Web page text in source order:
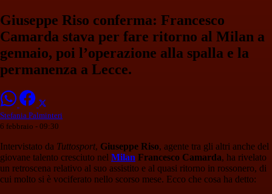
Giuseppe Riso conferma: Francesco
Camarda stava per fare ritorno al Milan a
gennaio, poi l’operazione alla spalla e la
permanenza a Lecce.
Stefania Palminteri
6 febbraio - 09:30
Intervistato da Tuttosport, Giuseppe Riso, agente tra gli altri anche del
giovane talento cresciuto nel Milan Francesco Camarda, ha rivelato
un retroscena relativo al suo assistito e al quasi ritorno in rossonero, di
cui molto si è vociferato nello scorso mese. Ecco che cosa ha detto: